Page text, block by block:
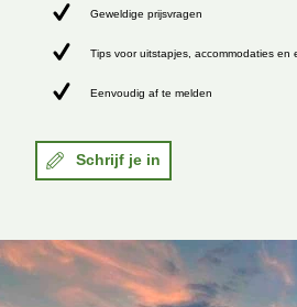
Geweldige prijsvragen
Tips voor uitstapjes, accommodaties en
Eenvoudig af te melden
Schrijf je in